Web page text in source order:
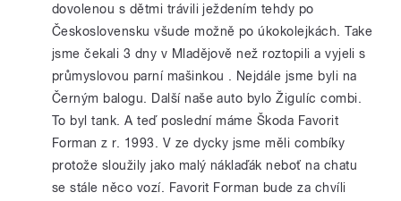
dovolenou s dětmi trávili ježdením tehdy po
Československu všude možně po úkokolejkách. Take
jsme čekali 3 dny v Mladějově než roztopili a vyjeli s
průmyslovou parní mašinkou . Nejdále jsme byli na
Černým balogu. Další naše auto bylo Žigulíc combi.
To byl tank. A teď poslední máme Škoda Favorit
Forman z r. 1993. V ze dycky jsme měli combíky
protože sloužily jako malý náklaďák neboť na chatu
se stále něco vozí. Favorit Forman bude za chvíli